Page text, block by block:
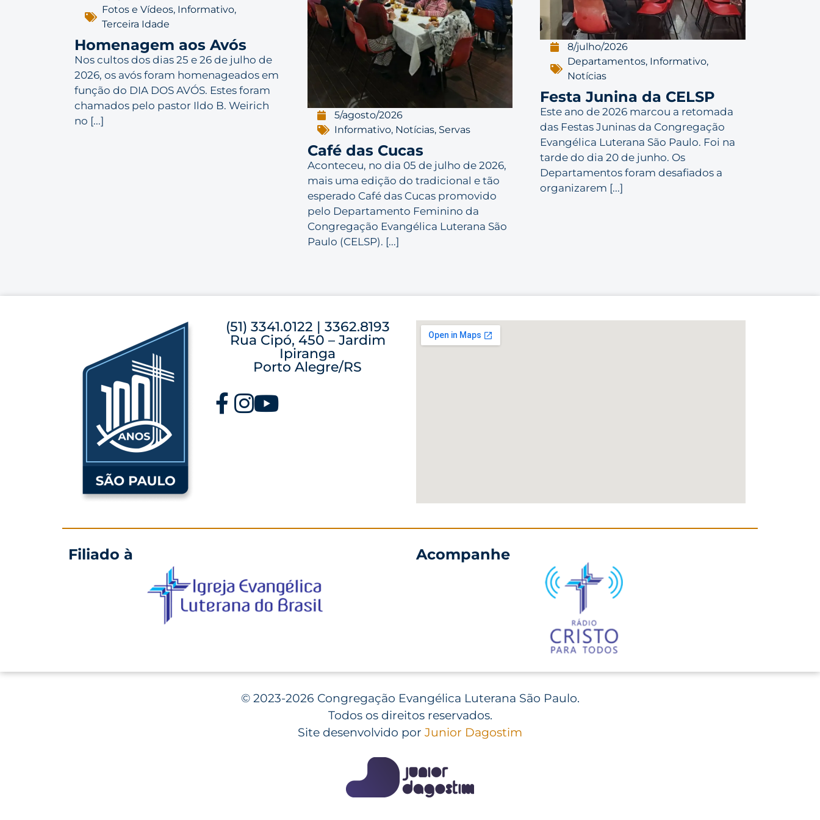
Fotos e Vídeos, Informativo,
Terceira Idade
Homenagem aos Avós
Nos cultos dos dias 25 e 26 de julho de
2026, os avós foram homenageados em
função do DIA DOS AVÓS. Estes foram
chamados pelo pastor Ildo B. Weirich
no [...]
5/agosto/2026
Informativo, Notícias, Servas
Café das Cucas
Aconteceu, no dia 05 de julho de 2026,
mais uma edição do tradicional e tão
esperado Café das Cucas promovido
pelo Departamento Feminino da
Congregação Evangélica Luterana São
Paulo (CELSP). [...]
8/julho/2026
Departamentos, Informativo,
Notícias
Festa Junina da CELSP
Este ano de 2026 marcou a retomada
das Festas Juninas da Congregação
Evangélica Luterana São Paulo. Foi na
tarde do dia 20 de junho. Os
Departamentos foram desafiados a
organizarem [...]
(51) 3341.0122 | 3362.8193
Rua Cipó, 450 – Jardim
Ipiranga
Porto Alegre/RS
Filiado à Acompanhe
©2023-2026 Congregação Evangélica Luterana São Paulo.
Todos os direitos reservados.
Site desenvolvido por Junior Dagostim